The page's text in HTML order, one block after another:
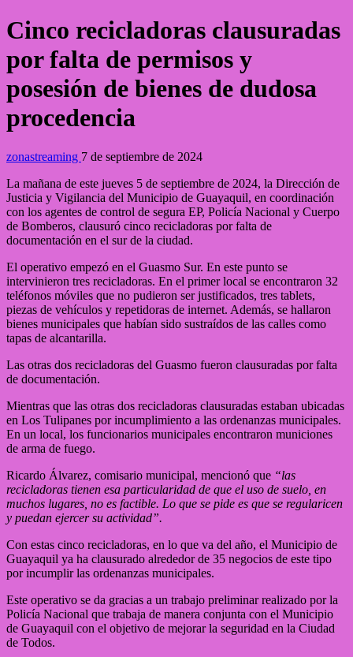
Cinco recicladoras clausuradas
por falta de permisos y
posesión de bienes de dudosa
procedencia
zonastreaming 7 de septiembre de 2024
La mañana de este jueves 5 de septiembre de 2024, la Dirección de
Justicia y Vigilancia del Municipio de Guayaquil, en coordinación
con los agentes de control de segura EP, Policía Nacional y Cuerpo
de Bomberos, clausuró cinco recicladoras por falta de
documentación en el sur de la ciudad.
El operativo empezó en el Guasmo Sur. En este punto se
intervinieron tres recicladoras. En el primer local se encontraron 32
teléfonos móviles que no pudieron ser justificados, tres tablets,
piezas de vehículos y repetidoras de internet. Además, se hallaron
bienes municipales que habían sido sustraídos de las calles como
tapas de alcantarilla.
Las otras dos recicladoras del Guasmo fueron clausuradas por falta
de documentación.
Mientras que las otras dos recicladoras clausuradas estaban ubicadas
en Los Tulipanes por incumplimiento a las ordenanzas municipales.
En un local, los funcionarios municipales encontraron municiones
de arma de fuego.
Ricardo Álvarez, comisario municipal, mencionó que “las
recicladoras tienen esa particularidad de que el uso de suelo, en
muchos lugares, no es factible. Lo que se pide es que se regularicen
y puedan ejercer su actividad”.
Con estas cinco recicladoras, en lo que va del año, el Municipio de
Guayaquil ya ha clausurado alrededor de 35 negocios de este tipo
por incumplir las ordenanzas municipales.
Este operativo se da gracias a un trabajo preliminar realizado por la
Policía Nacional que trabaja de manera conjunta con el Municipio
de Guayaquil con el objetivo de mejorar la seguridad en la Ciudad
de Todos.